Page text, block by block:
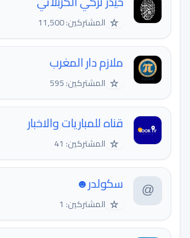
☆ المشتركين: 11,500
ملازم دار المغرب
☆ المشتركين: 595
قناه للمباريات والاخبار
☆ المشتركين: 41
سكولدر☻
☆ المشتركين: 1